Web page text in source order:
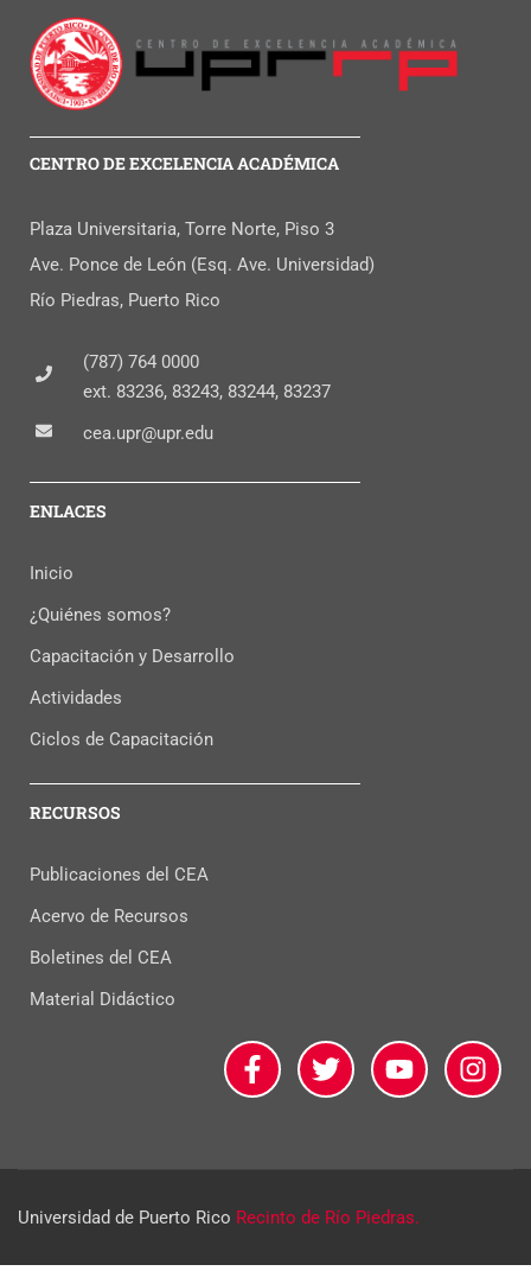
CENTRO DE EXCELENCIA ACADÉMICA
Plaza Universitaria, Torre Norte, Piso 3
Ave. Ponce de León (Esq. Ave. Universidad)
Río Piedras, Puerto Rico
(787) 764 0000
ext. 83236, 83243, 83244, 83237
cea.upr@upr.edu
ENLACES
Inicio
¿Quiénes somos?
Capacitación y Desarrollo
Actividades
Ciclos de Capacitación
RECURSOS
Publicaciones del CEA
Acervo de Recursos
Boletines del CEA
Material Didáctico
Universidad de Puerto Rico Recinto de Río Piedras.